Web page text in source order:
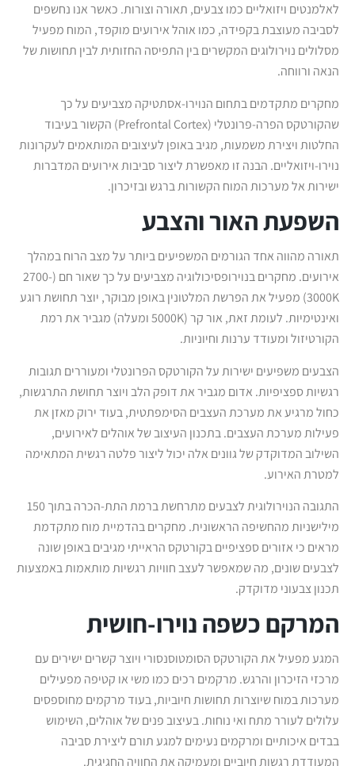
לאלמנטים ויזואליים כמו צבעים, תאורה וצורות. כאשר אנו נחשפים
לסביבה מעוצבת בקפידה, כמו אוהל אירועים מוקפד, המוח מפעיל
מסלולים נוירולוגים המקשרים בין התפיסה החזותית לבין תחושות של
הנאה ורווחה.
מחקרים מתקדמים בתחום הנוירו-אסתטיקה מצביעים על כך
שהקורטקס הפרה-פרונטלי (Prefrontal Cortex) הקשור בעיבוד
החלטות ויצירת משמעות, מגיב באופן לעיצובים המותאמים לעקרונות
נוירו-ויזואליים. הבנה זו מאפשרת ליצור סביבות אירועים המדברות
ישירות אל מערכות המוח הקשורות ברגש ובזיכרון.
השפעת האור והצבע
תאורה מהווה אחד הגורמים המשפיעים ביותר על מצב הרוח במהלך
אירועים. מחקרים בנוירופסיכולוגיה מצביעים על כך שאור חם (2700-
3000K) מפעיל את הפרשת המלטונין באופן מבוקר, יוצר תחושת רוגע
ואינטימיות. לעומת זאת, אור קר (5000K ומעלה) מגביר את רמת
הקורטיזול ומעודד ערנות וחיוניות.
הצבעים משפיעים ישירות על הקורטקס הפרונטלי ומעוררים תגובות
רגשיות ספציפיות. אדום מגביר את דופק הלב ויוצר תחושת התרגשות,
כחול מרגיע את מערכת העצבים הסימפתטית, בעוד ירוק מאזן את
פעילות מערכת העצבים. בתכנון העיצוב של אוהלים לאירועים,
השילוב המדוקדק של גוונים אלה יכול ליצור פלטה רגשית המתאימה
למטרת האירוע.
התגובה הנוירולוגית לצבעים מתרחשת ברמת התת-הכרה בתוך 150
מילישניות מהחשיפה הראשונית. מחקרים בהדמיית מוח מתקדמת
מראים כי אזורים ספציפיים בקורטקס הראייתי מגיבים באופן שונה
לצבעים שונים, מה שמאפשר לעצב חוויות רגשיות מותאמות באמצעות
תכנון צבעוני מדוקדק.
המרקם כשפה נוירו-חושית
המגע מפעיל את הקורטקס הסומטוסנסורי ויוצר קשרים ישירים עם
מרכזי הזיכרון והרגש. מרקמים רכים כמו משי או קטיפה מפעילים
מערכות במוח שיוצרות תחושות חיוביות, בעוד מרקמים מחוספסים
עלולים לעורר מתח ואי נוחות. בעיצוב פנים של אוהלים, השימוש
בבדים איכותיים ומרקמים נעימים למגע תורם ליצירת סביבה
המעודדת רגשות חיוביים ומעמיקה את החוויה החגיגית.